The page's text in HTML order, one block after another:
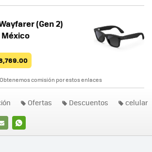
(Gen 2)
comisión por estos enlaces
WHATSAPP
Ofertas Descuentos celular